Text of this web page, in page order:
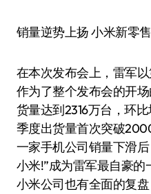
销量逆势上扬 小米新零
在本次发布会上，雷军
作为了整个发布会的开
货量达到2316万台，环
季度出货量首次突破
一家手机公司销量下滑
小米!”成为雷军最自豪
小米公司也有全面的复